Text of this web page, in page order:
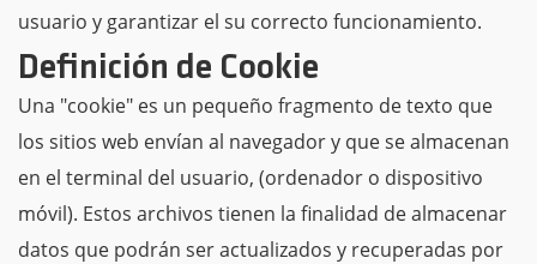
usuario y garantizar el su correcto funcionamiento.
Definición de Cookie
Una "cookie" es un pequeño fragmento de texto que
los sitios web envían al navegador y que se almacenan
en el terminal del usuario, (ordenador o dispositivo
móvil). Estos archivos tienen la finalidad de almacenar
datos que podrán ser actualizados y recuperadas por